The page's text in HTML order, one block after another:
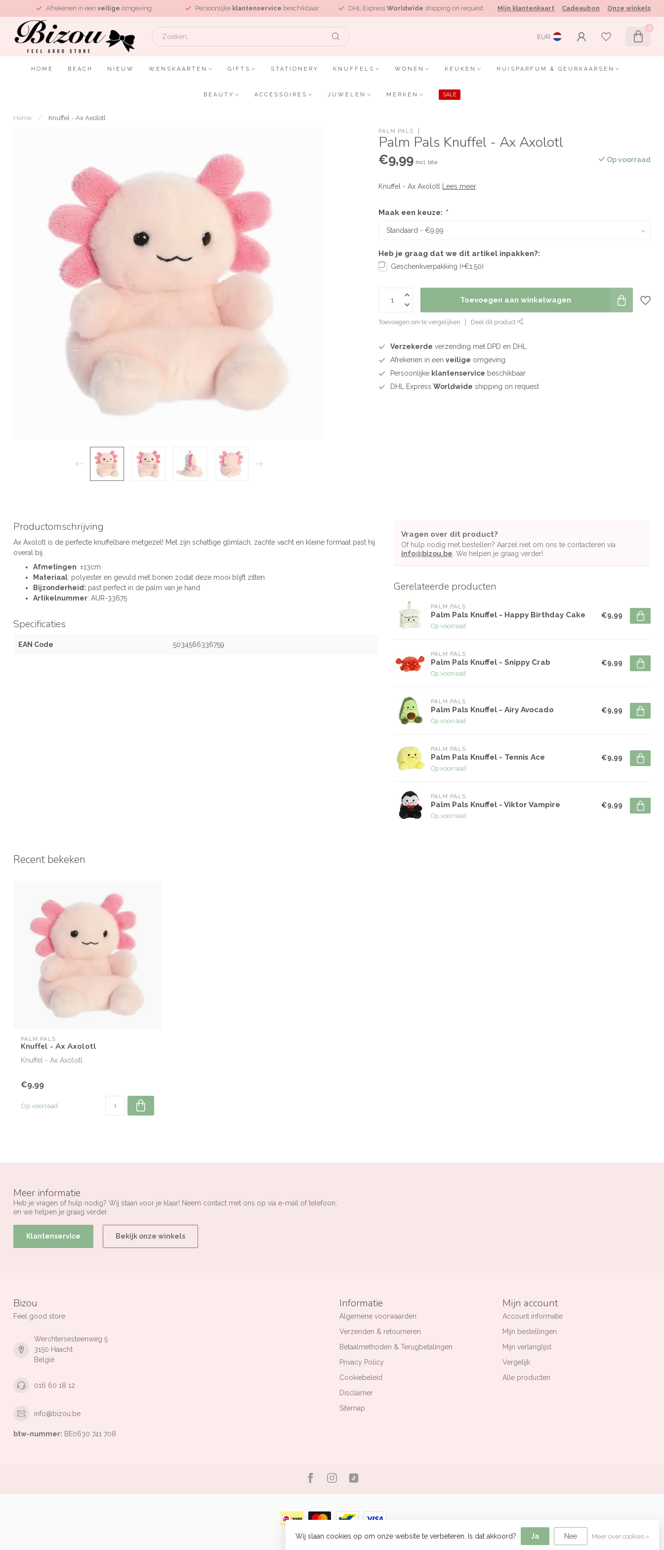
Afrekenen in een veilige omgeving Persoonlijke klantenservice beschikbaar DHL Express Worldwide shipping on request Mijn klantenkaart Cadeaubon Onze winkels
EUR
0
HOME BEACH NIEUW WENSKAARTEN GIFTS STATIONERY KNUFFELS WONEN KEUKEN HUISPARFUM & GEURKAARSEN
BEAUTY ACCESSOIRES JUWELEN MERKEN SALE
Home / Knuffel - Ax Axolotl
PALM PALS
Palm Pals Knuffel - Ax Axolotl
€9,99 Incl. btw Op voorraad
Knuffel - Ax Axolotl Lees meer.
Maak een keuze: *
Heb je graag dat we dit artikel inpakken?:
Geschenkverpakking (+€1,50)
Toevoegen aan winkelwagen
Toevoegen om te vergelijken Deel dit product
Verzekerde verzending met DPD en DHL
Afrekenen in eenveilige omgeving
Persoonlijke klantenservice beschikbaar
DHL ExpressWorldwide shipping on request
Productomschrijving
Ax Axolotl is de perfecte knuffelbare metgezel! Met zijn schattige glimlach, zachte vacht en kleine formaat past hij
overal bij.
Afmetingen: ±13cm
Materiaal: polyester en gevuld met bonen zodat deze mooi blijft zitten
Bijzonderheid: past perfect in de palm van je hand
Artikelnummer: AUR-33675
Specificaties
EAN Code 5034566336759
Vragen over dit product?
Of hulp nodig met bestellen? Aarzel niet om ons te contacteren via
info@bizou.be . We helpen je graag verder!
Gerelateerde producten
PALM PALS
Palm Pals Knuffel - Happy Birthday Cake
Op voorraad
€9,99
PALM PALS
Palm Pals Knuffel - Snippy Crab
Op voorraad
€9,99
PALM PALS
Palm Pals Knuffel - Airy Avocado
Op voorraad
€9,99
PALM PALS
Palm Pals Knuffel - Tennis Ace
Op voorraad
€9,99
PALM PALS
Palm Pals Knuffel - Viktor Vampire
Op voorraad
€9,99
Recent bekeken
PALM PALS
Knuffel - Ax Axolotl
Knuffel - Ax Axolotl
€9,99
Op voorraad
Meer informatie
Heb je vragen of hulp nodig? Wij staan voor je klaar! Neem contact met ons op via e-mail of telefoon,
en we helpen je graag verder.
Klantenservice Bekijk onze winkels
Bizou
Feel good store
Werchtersesteenweg 5
3150 Haacht
België
016 60 18 12
info@bizou.be
btw-nummer: BE0630 741 708
Informatie
Algemene voorwaarden
Verzenden & retourneren
Betaalmethoden & Terugbetalingen
Privacy Policy
Cookiebeleid
Disclaimer
Sitemap
Mijn account
Account informatie
Mijn bestellingen
Mijn verlanglijst
Vergelijk
Alle producten
© Copyright 2026 Bizou
Wij slaan cookies op om onze website te verbeteren. Is dat akkoord? Ja Nee Meer over cookies »